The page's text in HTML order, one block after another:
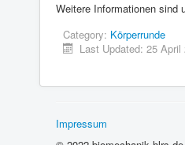
Weit­ere Infor­ma­tio­nen sind
Cat­e­gory: Kör­per­runde
Last Updated:25 April
Impres­sum